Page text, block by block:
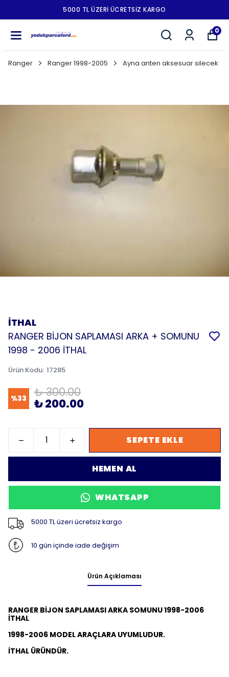
5000 TL ÜZERI ÜCRETSIZ KARGO
0
Ranger Ranger 1998-2005 Ayna anten aksesuar silecek
İTHAL
RANGER BİJON SAPLAMASI ARKA + SOMUNU
1998 - 2006 İTHAL
Ürün Kodu: 17285
%33 ₺ 300.00
₺ 200.00
SEPETE EKLE
HEMEN AL
WHATSAPP
5000 TL üzeri ücretsiz kargo
10 gün içinde iade değişim
Ürün Açıklaması
RANGER BİJON SAPLAMASI ARKA SOMUNU 1998-2006
İTHAL
1998-2006 MODEL ARAÇLARA UYUMLUDUR.
İTHAL ÜRÜNDÜR.